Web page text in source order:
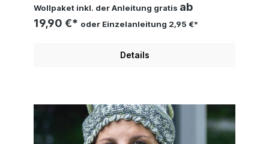
Wollpaket inkl. der Anleitung gratis ab
19,90 €* oder Einzelanleitung 2,95 €*
Details